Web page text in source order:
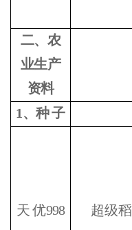
二、农
业生产
资料
1 、种子
天优998 超级稻